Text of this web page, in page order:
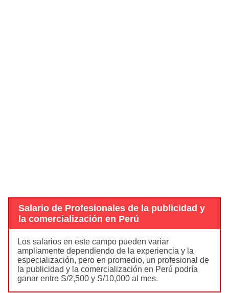
Salario de Profesionales de la publicidad y
la comercialización en Perú
Los salarios en este campo pueden variar
ampliamente dependiendo de la experiencia y la
especialización, pero en promedio, un profesional de
la publicidad y la comercialización en Perú podría
ganar entre S/2,500 y S/10,000 al mes.